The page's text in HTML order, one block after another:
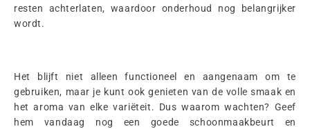
resten achterlaten, waardoor onderhoud nog belangrijker
wordt.
Het blijft niet alleen functioneel en aangenaam om te
gebruiken, maar je kunt ook genieten van de volle smaak en
het aroma van elke variëteit. Dus waarom wachten? Geef
hem vandaag nog een goede schoonmaakbeurt en